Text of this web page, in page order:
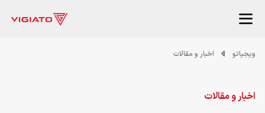
ویجیاتو اخبار و مقالات
اخبار و مقالات